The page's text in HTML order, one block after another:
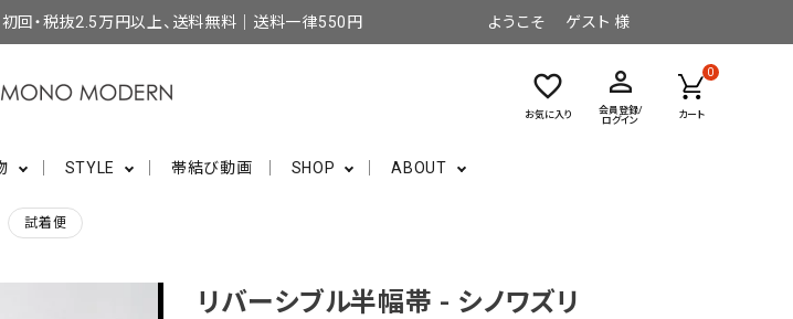
初回・税抜2.5万円以上、送料無料｜送料一律550円 ようこそ ゲスト 様
favorite_border
お気に入り
perm_identity
会員登録/
ログイン
0
カート
STYLE 帯結び動画 SHOP ABOUT
試着便
リバーシブル半幅帯 - シノワズリ